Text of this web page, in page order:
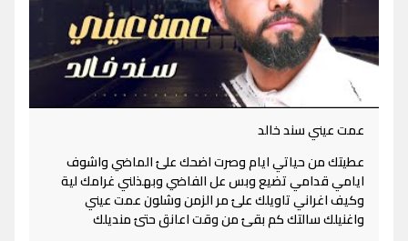
عمت عيني سند خالد
عطيتك من حياتي ايام وصرت اضحك علئ الماضي واشوف
ايامي قدامي تضيع وبس عل الفاضي وبهذلني غرامك لية
وكيف اغراني تاويلك علئ مر الزمن وشلون عمت عيني
واغنيلك سالتك كم بقئ من وقت اعانق حتئ منديلك